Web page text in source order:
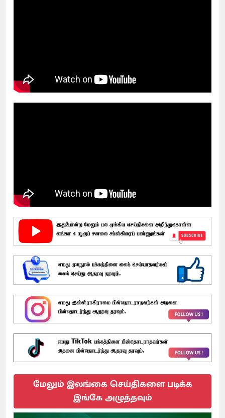
மேலும் இலங்கை செய்திகளை படிக்க
இங்கே அழுத்தவும்